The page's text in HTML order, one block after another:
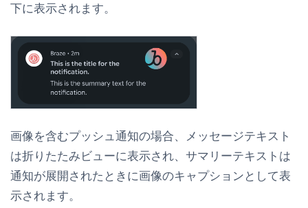
下に表示されます。
画像を含むプッシュ通知の場合、メッセージテキスト
は折りたたみビューに表示され、サマリーテキストは
通知が展開されたときに画像のキャプションとして表
示されます。